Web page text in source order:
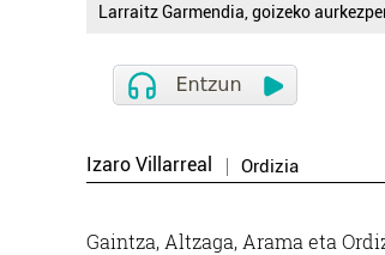
Larraitz Garmendia, goizeko
Izaro Villarreal Ordizia
Gaintza, Altzaga, Arama eta